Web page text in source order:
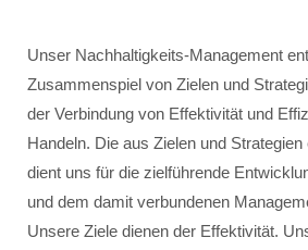
Unser Nachhaltigkeits-Management
Zusammenspiel von Zielen und
der Verbindung von Effektivität und
Handeln. Die aus Zielen und
dient uns für die zielführende
und dem damit verbundenen
Unsere Ziele dienen der Effektivität.